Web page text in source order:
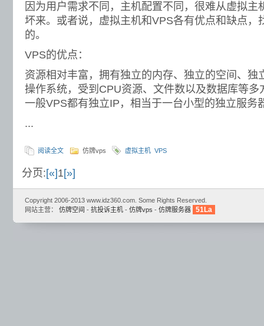
因为用户需求不同，主机配置不同，很难从虚拟主
坏来。或者说，虚拟主机和VPS各有优点和缺点，
的。
VPS的优点：
资源相对丰富，拥有独立的内存、独立的空间、独
操作系统，受到CPU资源、文件数以及数据库等多
一般VPS都有独立IP，相当于一台小型的独立服务
...
阅读全文 仿牌vps 虚拟主机 VPS
分页:[«]1[»]
Copyright 2006-2013 www.idz360.com. Some Rights Reserved.
网站主营： 仿牌空间 - 抗投诉主机 - 仿牌vps - 仿牌服务器 51La